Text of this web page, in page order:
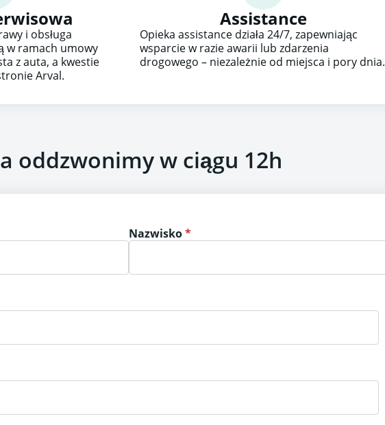
i obsługa
w ramach umowy
z auta, a kwestie
Arval.
Assistance
Opieka assistance działa 24/7, zapewniając
wsparcie w razie awarii lub zdarzenia
drogowego – niezależnie od miejsca i pory dnia.
oddzwonimy w ciągu 12h
Nazwisko